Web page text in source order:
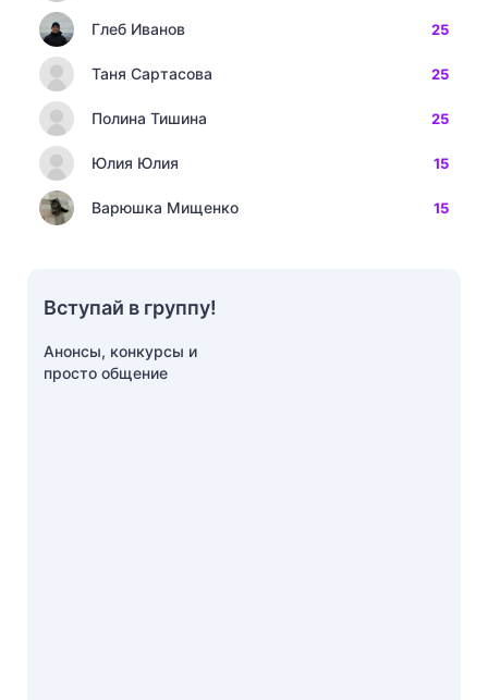
Глеб Иванов 25
Таня Сартасова 25
Полина Тишина 25
Юлия Юлия 15
Варюшка Мищенко 15
Вступай в группу!
Анонсы, конкурсы и
просто общение